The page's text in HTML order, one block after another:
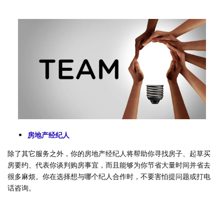
房地产经纪人
除了其它服务之外，你的房地产经纪人将帮助你寻找房子、起草买
房要约、代表你谈判购房事宜，而且能够为你节省大量时间并省去
很多麻烦。你在选择想与哪个纪人合作时，不要害怕提问题或打电
话咨询。